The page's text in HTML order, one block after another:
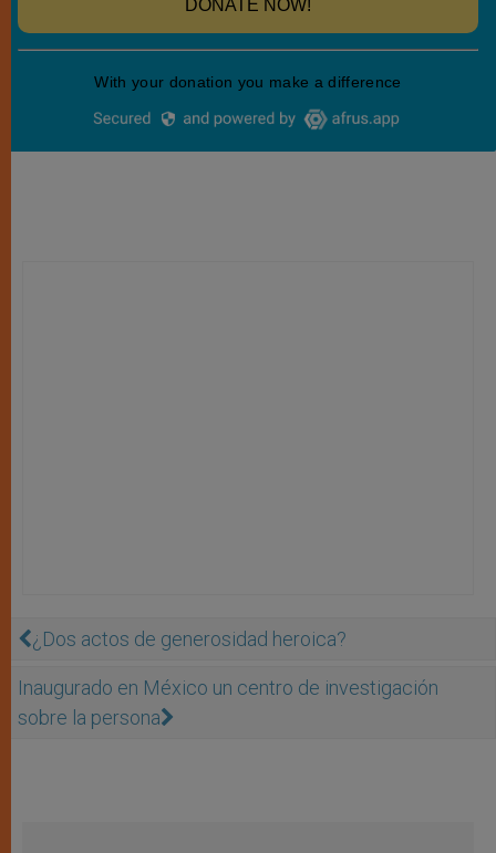
¿Dos actos de generosidad heroica?
Inaugurado en México un centro de investigación
sobre la persona